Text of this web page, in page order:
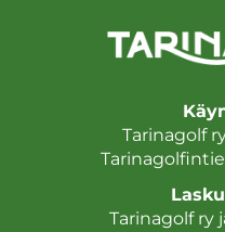
Tarinagolf
Tarinagolfintie
Tarinagolf ry